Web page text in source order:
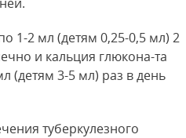
1-2 мл (детям 0,25-0,5 мл) 2
и кальция глюкона-та
(детям 3-5 мл) раз в день
туберкулезного